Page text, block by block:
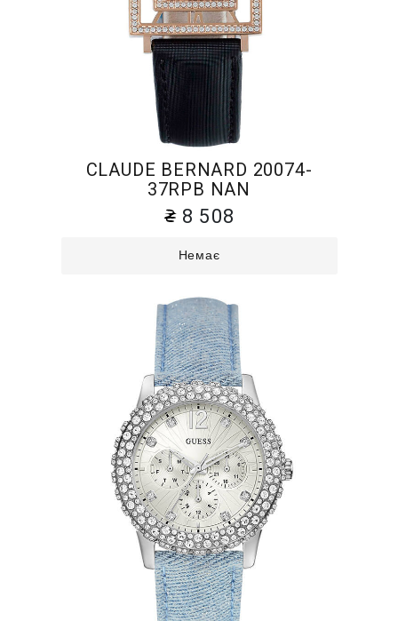
CLAUDE BERNARD 20074-
37RPB NAN
8 508
Немає